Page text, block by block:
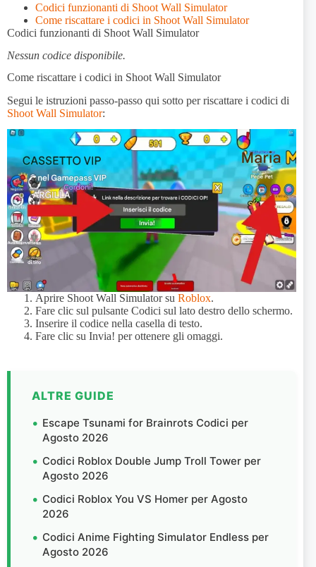
Codici funzionanti di Shoot Wall Simulator
Come riscattare i codici in Shoot Wall Simulator
Codici funzionanti di Shoot Wall Simulator
Nessun codice disponibile.
Come riscattare i codici in Shoot Wall Simulator
Segui le istruzioni passo-passo qui sotto per riscattare i codici di
Shoot Wall Simulator:
Aprire Shoot Wall Simulator su Roblox.
Fare clic sul pulsante Codici sul lato destro dello schermo.
Inserire il codice nella casella di testo.
Fare clic su Invia! per ottenere gli omaggi.
ALTRE GUIDE
Escape Tsunami for Brainrots Codici per
Agosto 2026
Codici Roblox Double Jump Troll Tower per
Agosto 2026
Codici Roblox You VS Homer per Agosto
2026
Codici Anime Fighting Simulator Endless per
Agosto 2026